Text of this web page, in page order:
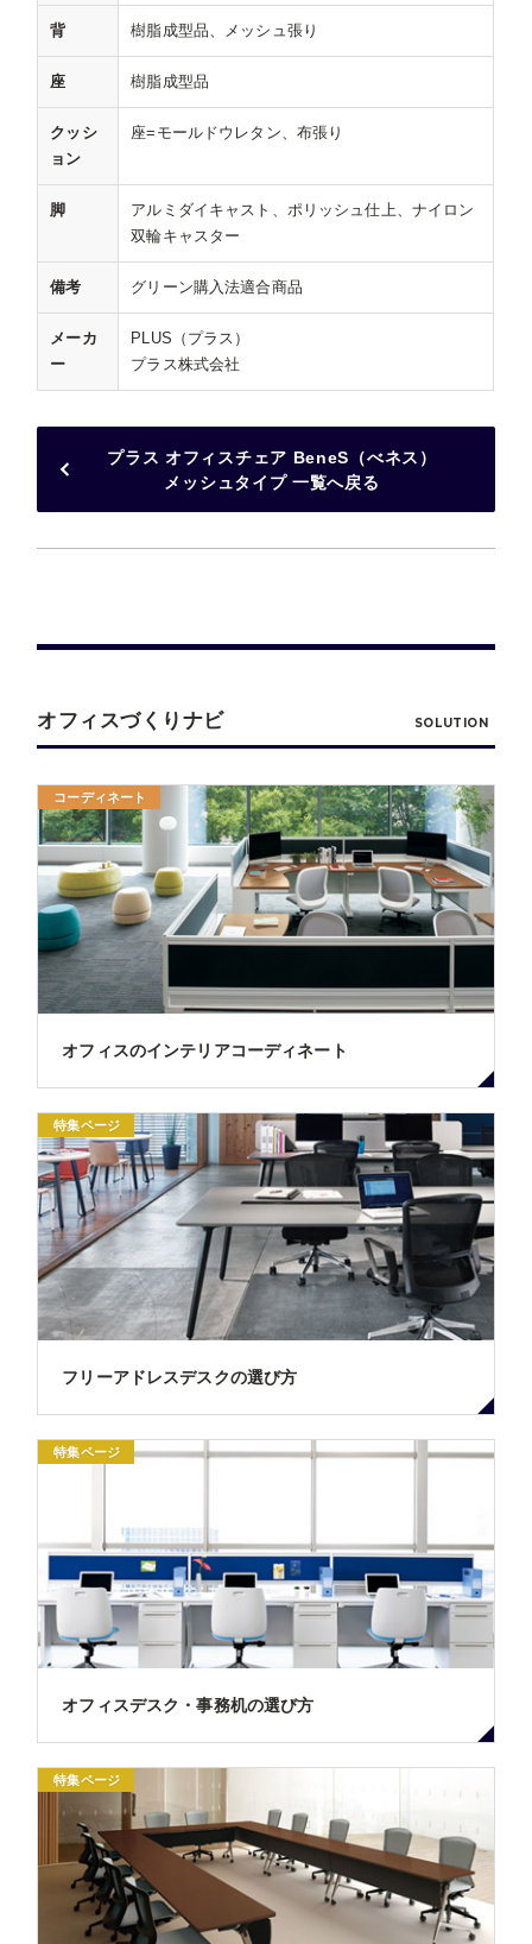
背 樹脂成型品、メッシュ張り
座 樹脂成型品
クッシ
ョン
座=モールドウレタン、布張り
脚
アルミダイキャスト、ポリッシュ仕上、ナイロン
双輪キャスター
備考 グリーン購入法適合商品
メーカ
ー
PLUS（プラス）
プラス株式会社
プラス オフィスチェア BeneS（べネス）
メッシュタイプ 一覧へ戻る
オフィスづくりナビ SOLUTION
コーディネート
オフィスのインテリアコーディネート
特集ページ
フリーアドレスデスクの選び方
特集ページ
オフィスデスク・事務机の選び方
特集ページ